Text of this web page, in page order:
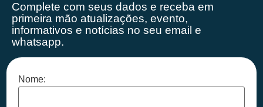
Complete com seus dados e receba em
primeira mão atualizações, evento,
informativos e notícias no seu email e
whatsapp.
Nome: